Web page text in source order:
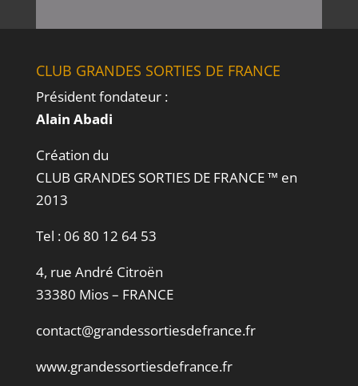
CLUB GRANDES SORTIES DE FRANCE
Président fondateur :
Alain Abadi
Création du
CLUB GRANDES SORTIES DE FRANCE ™ en
2013
Tel :06 80 12 64 53
4, rue André Citroën
33380 Mios – FRANCE
contact@grandessortiesdefrance.fr
www.grandessortiesdefrance.fr